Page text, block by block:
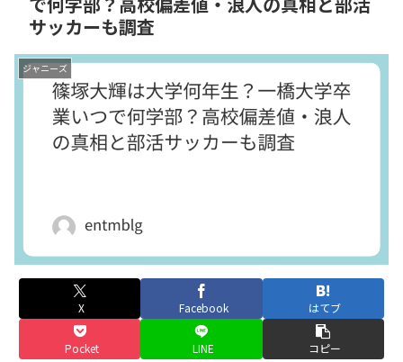
サッカーも調査
ジャニーズ
X Facebook はてブ
Pocket LINE コピー